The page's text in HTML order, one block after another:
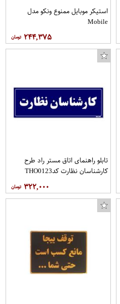
استیکر موبایل ممنوع ونکو مدل
Mobile
۲۴۴,۳۷۵
تابلو راهنمای اتاق مستر راد طرح
کارشناسان نظارت کدTHO0123
۳۲۲,۰۰۰